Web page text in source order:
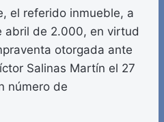
el referido inmueble, a
abril de 2.000, en virtud
otorgada ante
Salinas Martín el 27
número de